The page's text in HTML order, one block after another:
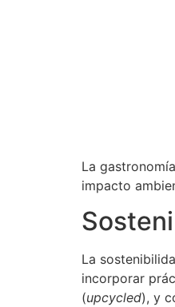
La
impacto
La
incorporar
(upcycled), y